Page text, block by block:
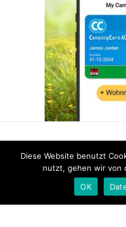
FACEBOOK
Copyright 2026-
Diese Website benutzt
nutzt, gehen wir von
OK